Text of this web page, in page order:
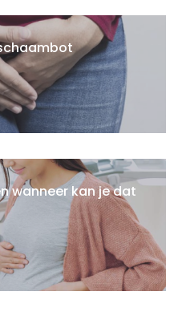
wanneer kan je dat